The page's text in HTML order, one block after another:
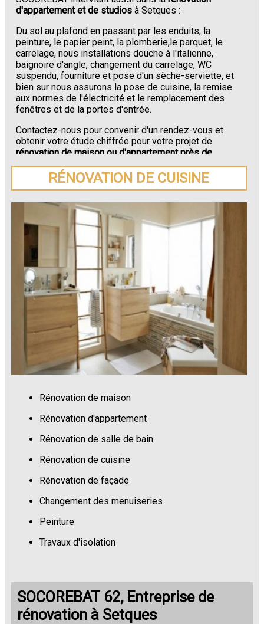
d'appartement et de studios à Setques :
Du sol au plafond en passant par les enduits, la
peinture, le papier peint, la plomberie,le parquet, le
carrelage, nous installations douche à l'italienne,
baignoire d'angle, changement du carrelage, WC
suspendu, fourniture et pose d'un sèche-serviette, et
bien sur nous assurons la pose de cuisine, la remise
aux normes de l'électricité et le remplacement des
fenêtres et de la portes d'entrée.
Contactez-nous pour convenir d'un rendez-vous et
obtenir votre étude chiffrée pour votre projet de
rénovation de maison ou d'appartement près de
Setques.
RÉNOVATION DE CUISINE
Rénovation de maison
Rénovation d'appartement
Rénovation de salle de bain
Rénovation de cuisine
Rénovation de façade
Changement des menuiseries
Peinture
Travaux d'isolation
SOCOREBAT 62, Entreprise de
rénovation à Setques